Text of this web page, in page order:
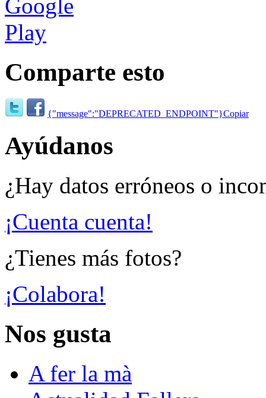
Comparte esto
{"message":"DEPRECATED_ENDPOINT"}Copiar
Ayúdanos
¿Hay datos erróneos o
¡Cuenta cuenta!
¿Tienes más fotos?
¡Colabora!
Nos gusta
A fer la mà